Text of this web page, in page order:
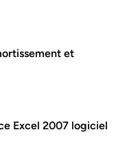
et
Excel 2007 logiciel